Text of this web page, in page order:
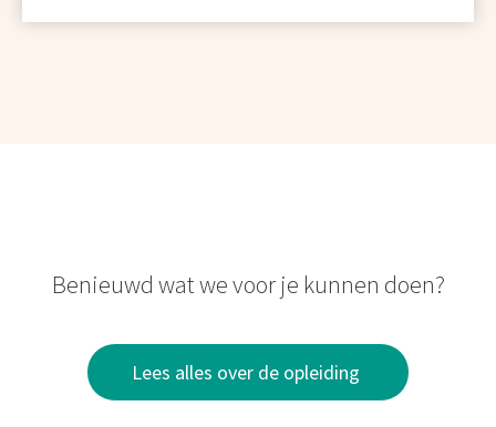
Benieuwd wat we voor je kunnen doen?
Lees alles over de opleiding